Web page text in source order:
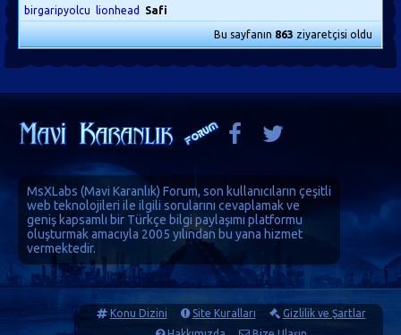
birgaripyolcu
lionhead Safi
Bu sayfanın863ziyaretçisi oldu
MsXLabs (Mavi Karanlık) Forum, son kullanıcıların çeşitli
web teknolojileri ile ilgili sorularını cevaplamak ve
geniş kapsamlı bir Türkçe bilgi paylaşımı platformu
oluşturmak amacıyla 2005 yılından bu yana hizmet
vermektedir.
Konu Dizini Site Kuralları
Gizlilik ve Şartlar